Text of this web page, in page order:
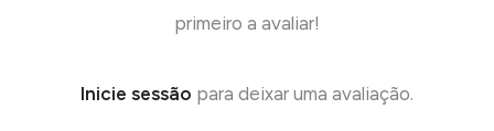
primeiro a avaliar!
Inicie sessão para deixar uma avaliação.